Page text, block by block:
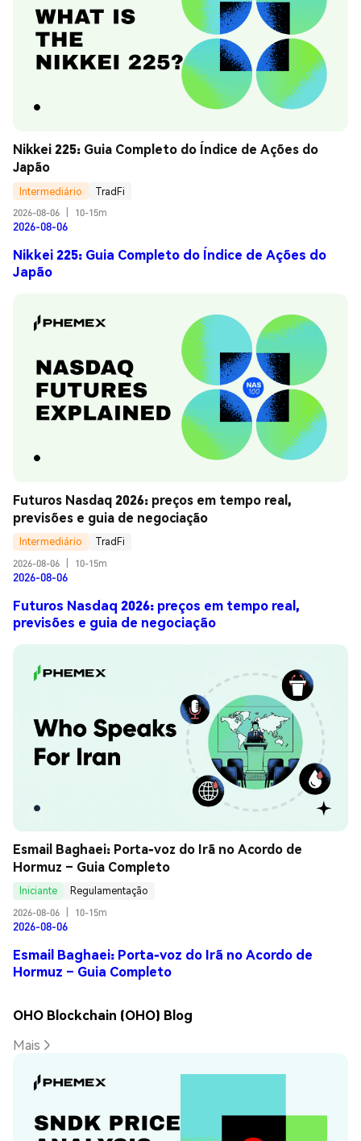
Nikkei 225: Guia Completo do Índice de Ações do
Japão
Intermediário
TradFi
2026-08-06
10-15m
2026-08-06
Nikkei 225: Guia Completo do Índice de Ações do
Japão
Futuros Nasdaq 2026: preços em tempo real,
previsões e guia de negociação
Intermediário
TradFi
2026-08-06
10-15m
2026-08-06
Futuros Nasdaq 2026: preços em tempo real,
previsões e guia de negociação
Esmail Baghaei: Porta-voz do Irã no Acordo de
Hormuz – Guia Completo
Iniciante
Regulamentação
2026-08-06
10-15m
2026-08-06
Esmail Baghaei: Porta-voz do Irã no Acordo de
Hormuz – Guia Completo
OHO Blockchain (OHO) Blog
Mais